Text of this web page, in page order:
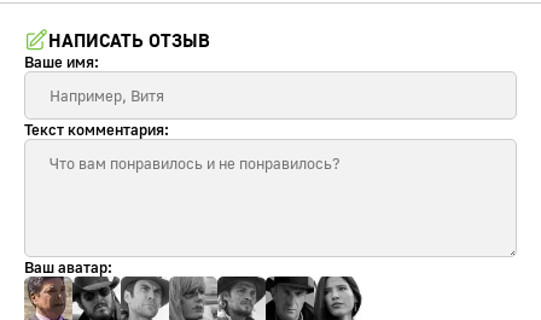
НАПИСАТЬ ОТЗЫВ
Ваше имя:
Текст комментария:
Ваш аватар: